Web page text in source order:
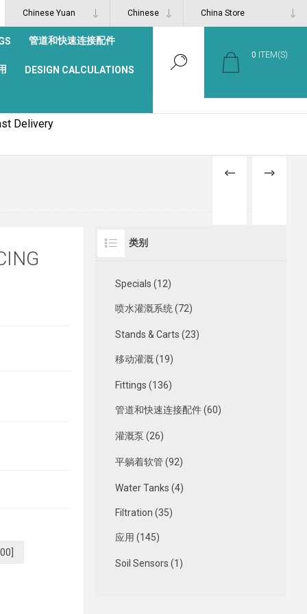
管道和快速连接配件
DESIGN CALCULATIONS
0 ITEM(S)
Delivery
PREVIOUS
NEXT
类别
Specials (12)
喷水灌溉系统 (72)
Stands & Carts (23)
移动灌溉 (19)
Fittings (136)
管道和快速连接配件 (60)
灌溉泵 (26)
平躺着软管 (92)
Water Tanks (4)
Filtration (35)
应用 (145)
Soil Sensors (1)